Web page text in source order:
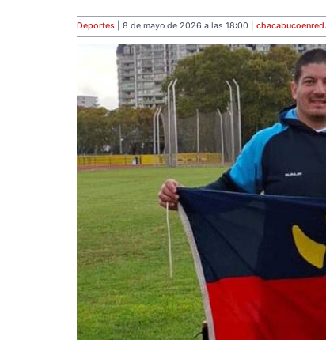
Deportes | 8 de mayo de 2026 a las 18:00 | chacabucoenred